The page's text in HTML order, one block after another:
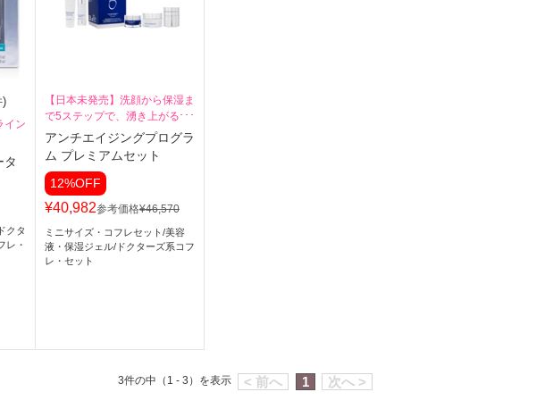
)
イン
タ
クタ
レ・
【日本未発売】洗顔から保湿ま
で5ステップで、湧き上がるよ
うなハリ肌へ
アンチエイジングプログラ
ム プレミアムセット
12%OFF
¥40,982参考価格¥46,570
ミニサイズ・コフレセット/美容
液・保湿ジェル/ドクターズ系コフ
レ・セット
< 前へ 1 次へ >
3件の中（1 - 3）を表示